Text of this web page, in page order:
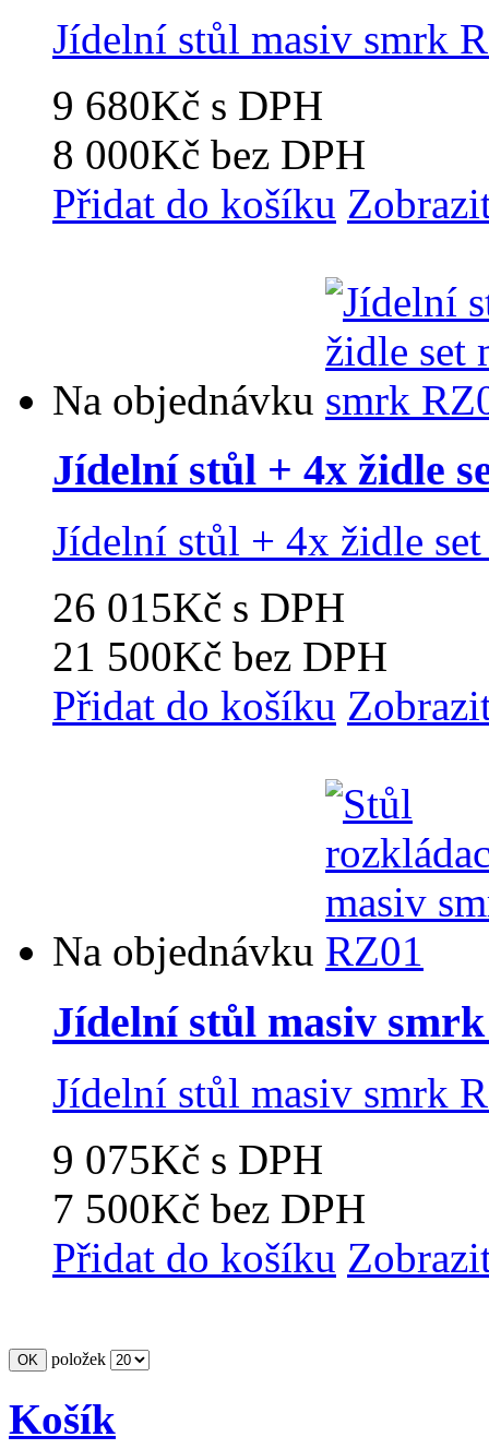
Jídelní stůl masiv smrk
9 680Kč s DPH
8 000Kč bez DPH
Přidat do košíku
Na objednávku
Jídelní stůl + 4x židle
Jídelní stůl + 4x židle
26 015Kč s DPH
21 500Kč bez DPH
Přidat do košíku
Na objednávku
Jídelní stůl masiv
Jídelní stůl masiv smrk
9 075Kč s DPH
7 500Kč bez DPH
Přidat do košíku
položek
Košík